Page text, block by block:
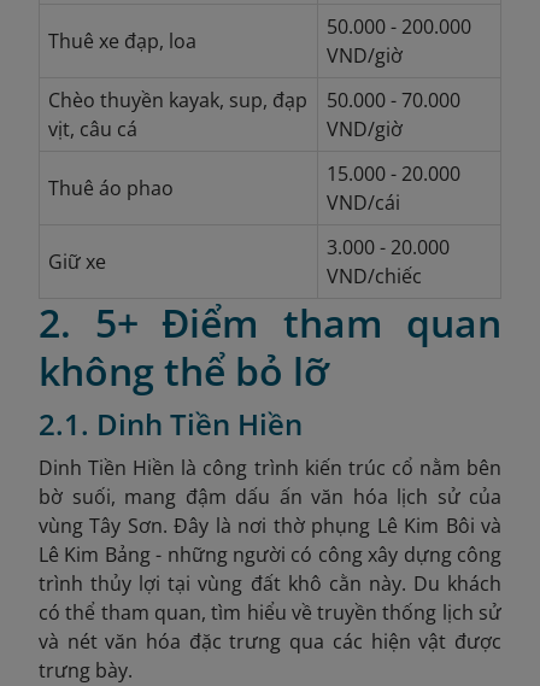
Thuê xe đạp, loa
50.000 - 200.000
VND/giờ
Chèo thuyền kayak, sup, đạp
vịt, câu cá
50.000 - 70.000
VND/giờ
Thuê áo phao
15.000 - 20.000
VND/cái
Giữ xe
3.000 - 20.000
VND/chiếc
2. 5+ Điểm tham quan
không thể bỏ lỡ
2.1. Dinh Tiền Hiền
Dinh Tiền Hiền là công trình kiến trúc cổ nằm bên
bờ suối, mang đậm dấu ấn văn hóa lịch sử của
vùng Tây Sơn. Đây là nơi thờ phụng Lê Kim Bôi và
Lê Kim Bảng - những người có công xây dựng công
trình thủy lợi tại vùng đất khô cằn này. Du khách
có thể tham quan, tìm hiểu về truyền thống lịch sử
và nét văn hóa đặc trưng qua các hiện vật được
trưng bày.